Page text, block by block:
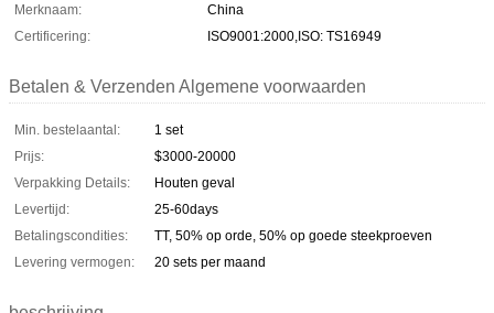
Merknaam:
China
Certificering:
ISO9001:2000,ISO: TS16949
Betalen & Verzenden Algemene voorwaarden
Min. bestelaantal:
1 set
Prijs:
$3000-20000
Verpakking Details:
Houten geval
Levertijd:
25-60days
Betalingscondities:
TT, 50% op orde, 50% op goede steekproeven
Levering vermogen:
20 sets per maand